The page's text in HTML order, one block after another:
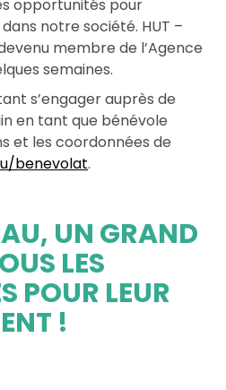
opportunités pour
notre société. HUT –
membre de l’Agence
semaines.
s’engager auprès de
en tant que bénévole
et les coordonnées de
benevolat.
UN GRAND
LES
POUR LEUR
!